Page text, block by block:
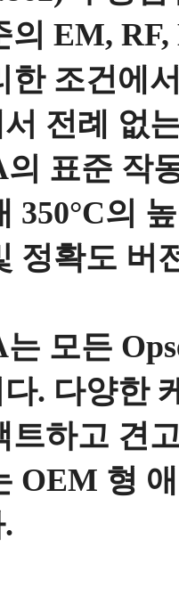
의 EM,
한 조건에
전례 없
표준 작
350°C의
정확도 버
모든
. 다양한
트하고 견
OEM 형